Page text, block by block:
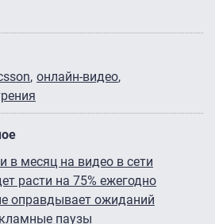
онлайн-видео
в месяц на видео в сети
расти на 75% ежегодно
оправдывает ожиданий
паузы